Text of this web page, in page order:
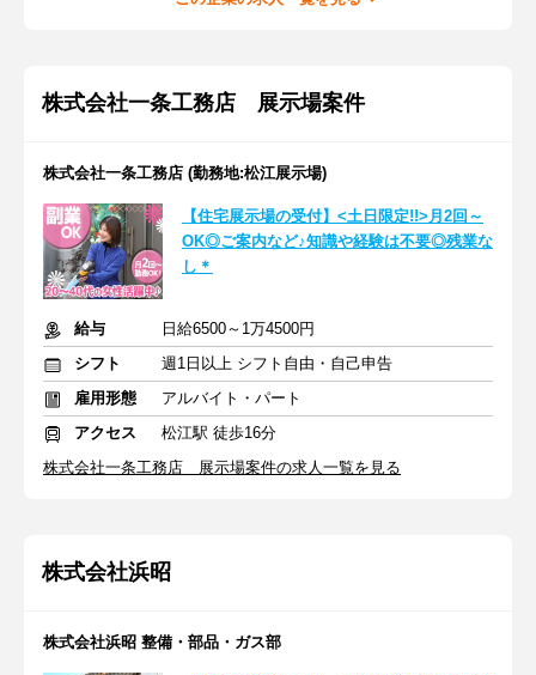
株式会社一条工務店 展示場案件
株式会社一条工務店 (勤務地:松江展示場)
【住宅展示場の受付】<土日限定!!>月2回～
OK◎ご案内など♪知識や経験は不要◎残業な
し＊
給与
日給6500～1万4500円
シフト
週1日以上 シフト自由・自己申告
雇用形態
アルバイト・パート
アクセス
松江駅 徒歩16分
株式会社一条工務店 展示場案件の求人一覧を見る
株式会社浜昭
株式会社浜昭 整備・部品・ガス部